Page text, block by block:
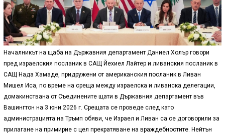
Началникът на щаба на Държавния департамент Даниел Холър говори
пред израелския посланик в САЩ Йехиел Лайтер и ливанския посланик в
САЩ Нада Хамаде, придружени от американския посланик в Ливан
Мишел Иса, по време на среща между израелска и ливанска делегации,
домакинствана от Съединените щати в Държавния департамент във
Вашингтон на 3 юни 2026 г. Срещата се проведе след като
администрацията на Тръмп обяви, че Израел и Ливан са се договорили за
прилагане на примирие с цел прекратяване на враждебностите. Нейтън